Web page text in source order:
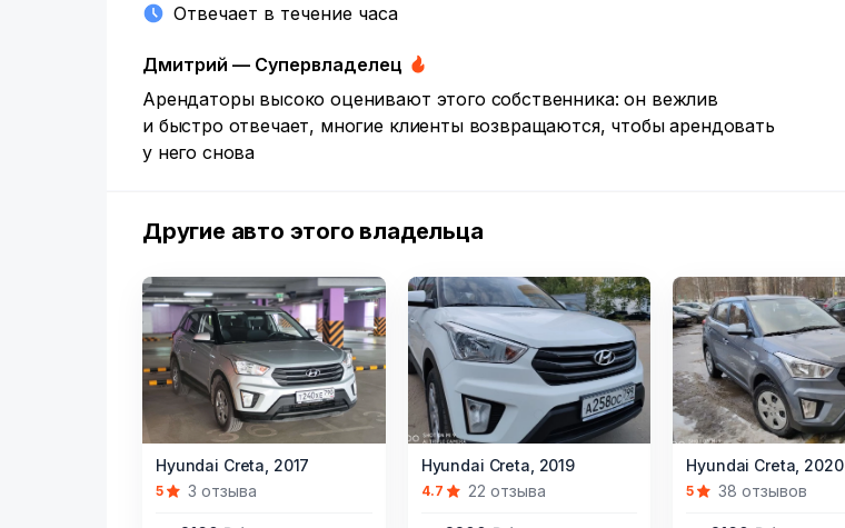
Отвечает в течение часа
Дмитрий — Супервладелец
Арендаторы высоко оценивают этого собственника: он вежлив
и быстро отвечает, многие клиенты возвращаются, чтобы арендовать
у него снова
Другие авто этого владельца
Item
Hyundai Creta, 2017
5 3 отзыва
Item
Hyundai Creta, 2019
4.7 22 отзыва
Item
Hyundai Creta, 2020
5 38 отзывов